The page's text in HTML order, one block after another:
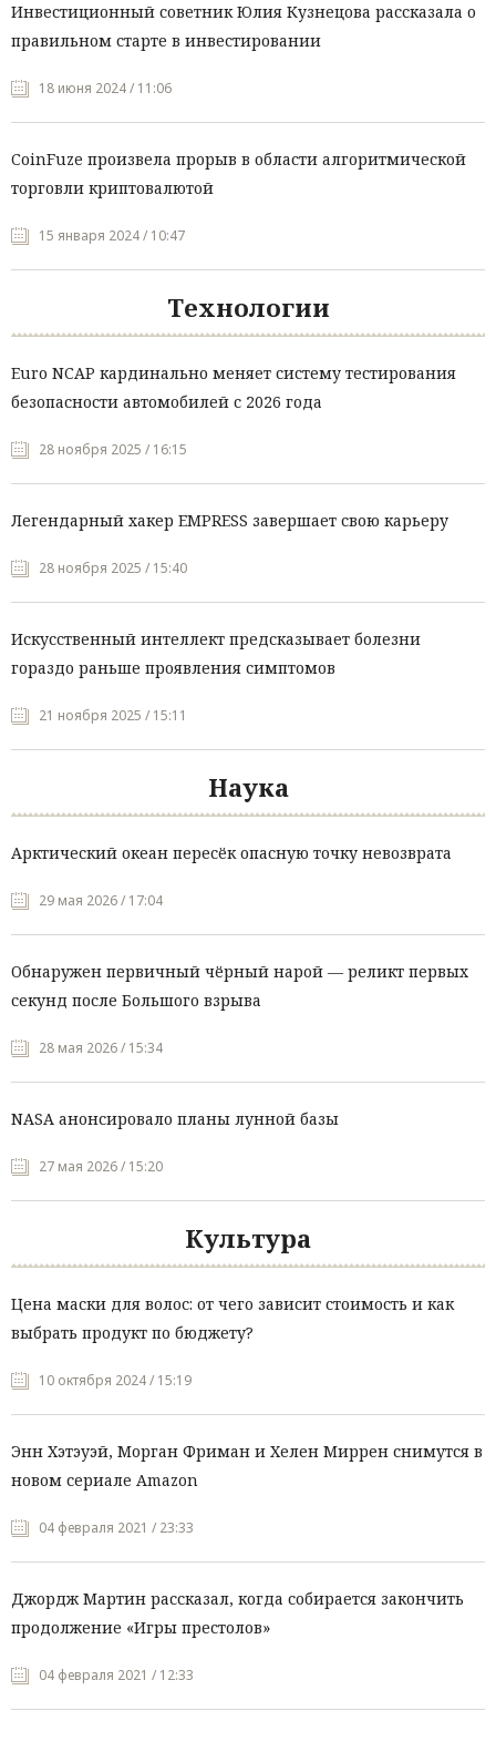
Инвестиционный советник Юлия Кузнецова рассказала о
правильном старте в инвестировании
18 июня 2024 / 11:06
CoinFuze произвела прорыв в области алгоритмической
торговли криптовалютой
15 января 2024 / 10:47
Технологии
Euro NCAP кардинально меняет систему тестирования
безопасности автомобилей с 2026 года
28 ноября 2025 / 16:15
Легендарный хакер EMPRESS завершает свою карьеру
28 ноября 2025 / 15:40
Искусственный интеллект предсказывает болезни
гораздо раньше проявления симптомов
21 ноября 2025 / 15:11
Наука
Арктический океан пересёк опасную точку невозврата
29 мая 2026 / 17:04
Обнаружен первичный чёрный нарой — реликт первых
секунд после Большого взрыва
28 мая 2026 / 15:34
NASA анонсировало планы лунной базы
27 мая 2026 / 15:20
Культура
Цена маски для волос: от чего зависит стоимость и как
выбрать продукт по бюджету?
10 октября 2024 / 15:19
Энн Хэтэуэй, Морган Фриман и Хелен Миррен снимутся в
новом сериале Amazon
04 февраля 2021 / 23:33
Джордж Мартин рассказал, когда собирается закончить
продолжение «Игры престолов»
04 февраля 2021 / 12:33